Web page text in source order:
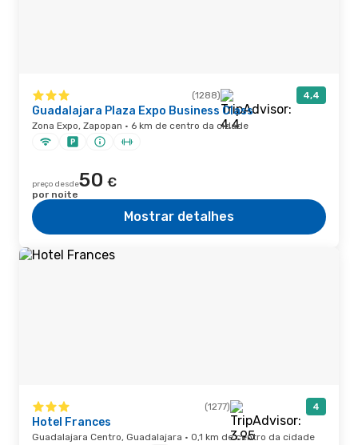
(1288) 4,4
Guadalajara Plaza Expo Business Class
Zona Expo, Zapopan · 6 km de centro da cidade
preço desde50 €
por noite
Mostrar detalhes
(1277) 4
Hotel Frances
Guadalajara Centro, Guadalajara · 0,1 km de centro da cidade